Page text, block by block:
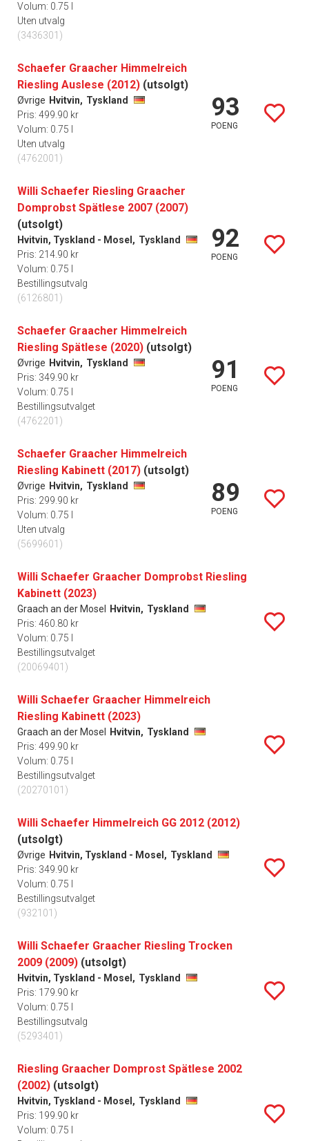
Volum: 0.75 l
Uten utvalg
(3436301)
Schaefer Graacher Himmelreich
Riesling Auslese (2012) (utsolgt)
Øvrige Hvitvin, Tyskland
Pris: 499.90 kr
Volum: 0.75 l
Uten utvalg
(4762001)
93
POENG
Willi Schaefer Riesling Graacher
Domprobst Spätlese 2007 (2007)
(utsolgt)
Hvitvin, Tyskland - Mosel, Tyskland
Pris: 214.90 kr
Volum: 0.75 l
Bestillingsutvalg
(6126801)
92
POENG
Schaefer Graacher Himmelreich
Riesling Spätlese (2020) (utsolgt)
Øvrige Hvitvin, Tyskland
Pris: 349.90 kr
Volum: 0.75 l
Bestillingsutvalget
(4762201)
91
POENG
Schaefer Graacher Himmelreich
Riesling Kabinett (2017) (utsolgt)
Øvrige Hvitvin, Tyskland
Pris: 299.90 kr
Volum: 0.75 l
Uten utvalg
(5699601)
89
POENG
Willi Schaefer Graacher Domprobst Riesling
Kabinett (2023)
Graach an der Mosel Hvitvin, Tyskland
Pris: 460.80 kr
Volum: 0.75 l
Bestillingsutvalget
(20069401)
Willi Schaefer Graacher Himmelreich
Riesling Kabinett (2023)
Graach an der Mosel Hvitvin, Tyskland
Pris: 499.90 kr
Volum: 0.75 l
Bestillingsutvalget
(20270101)
Willi Schaefer Himmelreich GG 2012 (2012)
(utsolgt)
Øvrige Hvitvin, Tyskland - Mosel, Tyskland
Pris: 349.90 kr
Volum: 0.75 l
Bestillingsutvalget
(932101)
Willi Schaefer Graacher Riesling Trocken
2009 (2009) (utsolgt)
Hvitvin, Tyskland - Mosel, Tyskland
Pris: 179.90 kr
Volum: 0.75 l
Bestillingsutvalg
(5293401)
Riesling Graacher Domprost Spätlese 2002
(2002) (utsolgt)
Hvitvin, Tyskland - Mosel, Tyskland
Pris: 199.90 kr
Volum: 0.75 l